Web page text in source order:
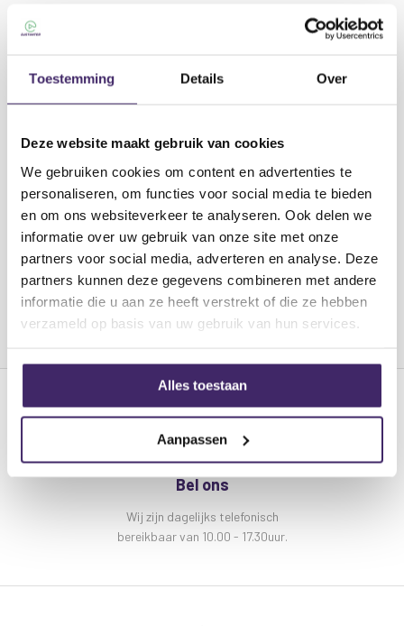
Toestemming Details Over
Deze website maakt gebruik van cookies
We gebruiken cookies om content en advertenties te
personaliseren, om functies voor social media te bieden
en om ons websiteverkeer te analyseren. Ook delen we
informatie over uw gebruik van onze site met onze
partners voor social media, adverteren en analyse. Deze
partners kunnen deze gegevens combineren met andere
informatie die u aan ze heeft verstrekt of die ze hebben
verzameld op basis van uw gebruik van hun services.
Alles toestaan
Aanpassen
compatibele Apple®- en Android®-apparaten op met
connector helpt je om de connector altijd op de juiste
oplaadpoort van je dure apparaat.
Synchroniseer en laad de nieuwste supersnelle
USB3.0 type-C-apparaten op
Gebruiksvriendelijke omkeerbare connector
helpt u om de connector elke keer op de juiste
manier in te brengen
Ondersteunt gegevensoverdrachtssnelheden
tot 5 Gbps
Slijtvaste, flexibele kabel en connectoren met
een laag profiel
Kenmerken
Gegevensoverdrachtssnelheid
Maximaal wattage:65W (vermogen)
USB-versie:3.0
Uitgangsspanning:5,0 V DC
Lees meer
Bel ons
Wij zijn dagelijks telefonisch
bereikbaar van 10.00 - 17.30uur.